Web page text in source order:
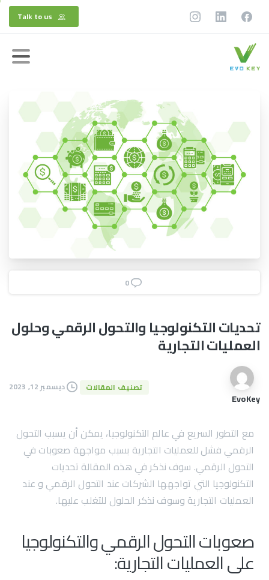
Talk to us
0
تحدياتالتكنولوجياوالتحولالرقميوحلول
العملياتالتجارية
EvoKey
تصنيف المقالات ديسمبر 12, 2023
مع التطور السريع في عالم التكنولوجيا، يمكن أن يسبب التحول
الرقمي فشل للعمليات التجارية بسبب مواجهة صعوبات في
التحول الرقمي. سوف نذكر في هذه المقالة تحديات
التكنولوجيا التي تواجهها الشركات عند التحول الرقمي و عند
العمليات التجارية وسوف نذكر الحلول للتغلب عليها.
صعوبات التحول الرقمي والتكنولوجيا
على العمليات التجارية: